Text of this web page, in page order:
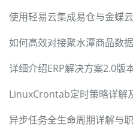
使用轻易云集成易仓与金蝶
如何高效对接聚水潭商品数
详细介绍ERP解决方案2.0版
LinuxCrontab定时策略详解
异步任务全生命周期详解与